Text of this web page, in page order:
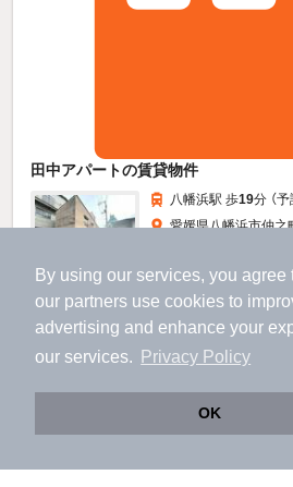
By using our services, you agree
our partners use cookies to
advertising and enhance your
our services.
Privacy Policy
OK
アプリに切り替えて、サクサク
会員登録なしですぐ使える。マップ
田中アパートの賃貸物件
すべての写真
八幡浜駅 歩19分 （予
愛媛県八幡浜市仲之
駐車場あり
（管理費不要）
敷 1.0ヶ月 礼 不要